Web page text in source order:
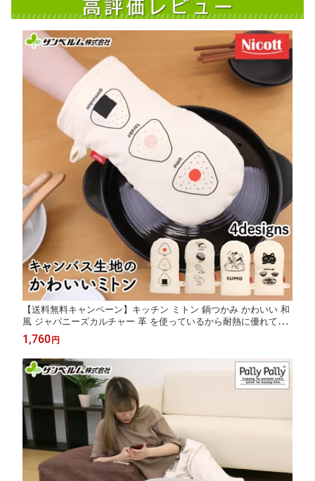
【送料無料キャンペーン】キッチン ミトン 鍋つかみ かわいい 和
風 ジャパニーズカルチャー 革 を使っているから耐熱に優れてい
る キャンバスミトン サンベルム
1,760 円